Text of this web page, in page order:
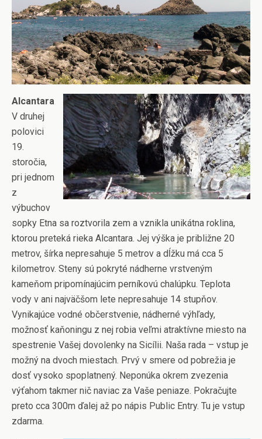
Alcantara
V druhej
polovici
19.
storočia,
pri jednom
z
výbuchov
sopky Etna sa roztvorila zem a vznikla unikátna roklina,
ktorou preteká rieka Alcantara. Jej výška je približne 20
metrov, šírka nepresahuje 5 metrov a dĺžku má cca 5
kilometrov. Steny sú pokryté nádherne vrstveným
kameňom pripomínajúcim perníkovú chalúpku. Teplota
vody v ani najväčšom lete nepresahuje 14 stupňov.
Vynikajúce vodné občerstvenie, nádherné výhľady,
možnosť kaňoningu z nej robia veľmi atraktívne miesto na
spestrenie Vašej dovolenky na Sicílii. Naša rada – vstup je
možný na dvoch miestach. Prvý v smere od pobrežia je
dosť vysoko spoplatnený. Neponúka okrem zvezenia
výťahom takmer nič naviac za Vaše peniaze. Pokračujte
preto cca 300m ďalej až po nápis Public Entry. Tu je vstup
zdarma.